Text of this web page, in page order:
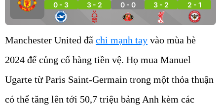
0 - 3 3 - 2 0 - 0 3 - 2 2 - 1
Manchester United đã chi mạnh tay vào mùa hè
2024 để củng cố hàng tiền vệ. Họ mua Manuel
Ugarte từ Paris Saint-Germain trong một thỏa thuận
có thể tăng lên tới 50,7 triệu bảng Anh kèm các